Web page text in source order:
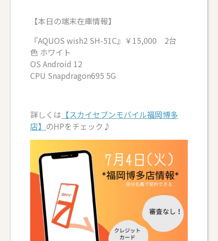
【本日の端末在庫情報】
『AQUOS wish2 SH-51C』￥15,000 2台
色 ホワイト
OS Android 12
CPU Snapdragon695 5G
詳しくは 【スカイセブンモバイル福岡博多
店】 のHPをチェック♪